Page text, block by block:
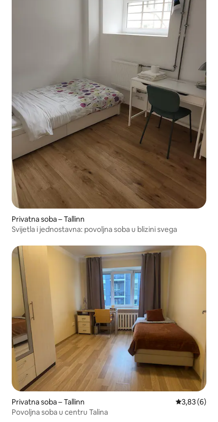
Privatna soba – Tallinn
Svijetla i jednostavna: povoljna soba u blizini svega
Privatna soba – Tallinn Prosječna
3,83 (6)
Povoljna soba u centru Talina